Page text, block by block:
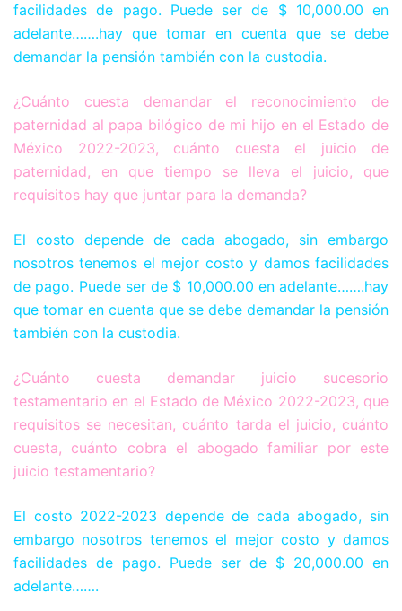
facilidades de pago. Puede ser de $ 10,000.00 en
adelante…….hay que tomar en cuenta que se debe
demandar la pensión también con la custodia.
¿Cuánto cuesta demandar el reconocimiento de
paternidad al papa bilógico de mi hijo en el Estado de
México 2022-2023, cuánto cuesta el juicio de
paternidad, en que tiempo se lleva el juicio, que
requisitos hay que juntar para la demanda?
El costo depende de cada abogado, sin embargo
nosotros tenemos el mejor costo y damos facilidades
de pago. Puede ser de $ 10,000.00 en adelante…….hay
que tomar en cuenta que se debe demandar la pensión
también con la custodia.
¿Cuánto cuesta demandar juicio sucesorio
testamentario en el Estado de México 2022-2023, que
requisitos se necesitan, cuánto tarda el juicio, cuánto
cuesta, cuánto cobra el abogado familiar por este
juicio testamentario?
El costo 2022-2023 depende de cada abogado, sin
embargo nosotros tenemos el mejor costo y damos
facilidades de pago. Puede ser de $ 20,000.00 en
adelante…….